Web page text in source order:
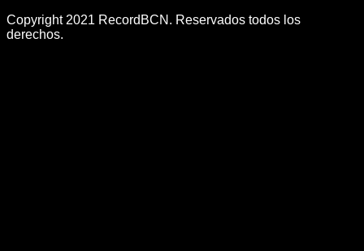
Copyright 2021 RecordBCN. Reservados todos los
derechos.